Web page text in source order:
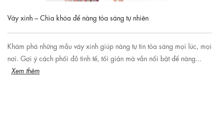
Váy xinh – Chìa khóa để nàng tỏa sáng tự nhiên
Khám phá những mẫu váy xinh giúp nàng tự tin tỏa sáng mọi lúc, mọi
nơi. Gợi ý cách phối đồ tinh tế, tối giản mà vẫn nổi bật để nàng...
Xem thêm